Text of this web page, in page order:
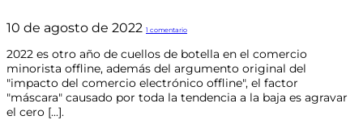
10 de agosto de 2022 1 comentario
2022 es otro año de cuellos de botella en el comercio
minorista offline, además del argumento original del
"impacto del comercio electrónico offline", el factor
"máscara" causado por toda la tendencia a la baja es agravar
el cero [...].